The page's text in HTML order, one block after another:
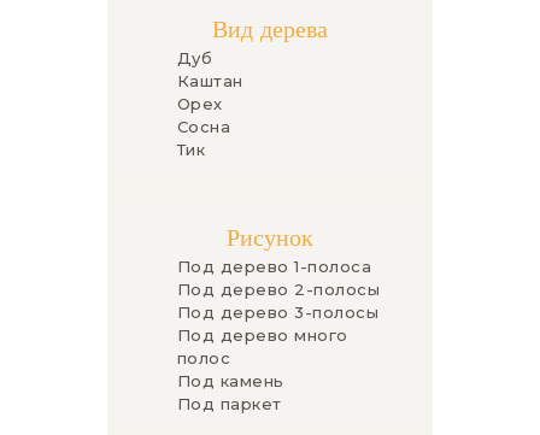
Вид дерева
Дуб
Каштан
Орех
Сосна
Тик
Рисунок
Под дерево 1-полоса
Под дерево 2-полосы
Под дерево 3-полосы
Под дерево много
полос
Под камень
Под паркет